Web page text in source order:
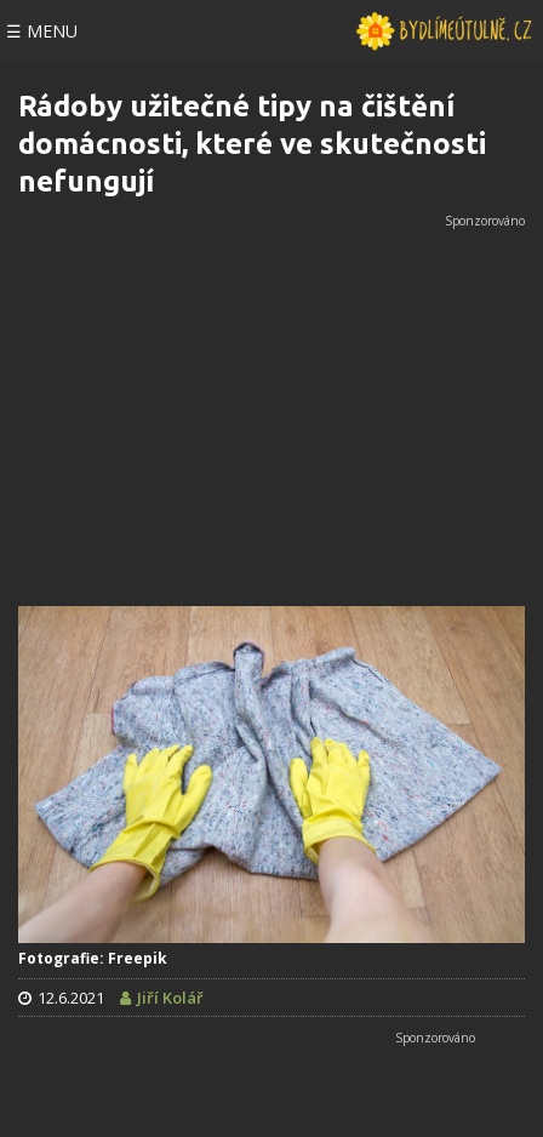
☰ MENU
Rádoby užitečné tipy na čištění
domácnosti, které ve skutečnosti
nefungují
Fotografie: Freepik
12.6.2021 Jiří Kolář